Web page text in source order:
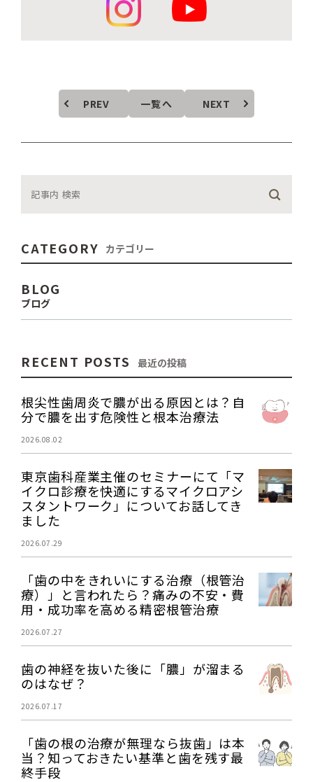
PREV 一覧へ NEXT
CATEGORY カテゴリー
BLOG
ブログ
RECENT POSTS 最近の投稿
根尖性歯周炎で膿が出る原因とは？自
分で膿を出す危険性と根本治療法
2026.08.02
東京歯科産業主催のセミナーにて「マ
イクロ診療を快適にするマイクロアシ
スタントワーク」についてお話してき
ました
2026.07.29
「歯の中をきれいにする治療（根管治
療）」と言われたら？痛みの不安・費
用・成功率を高める精密根管治療
2026.07.27
歯の神経を抜いた後に「膿」が溜まる
のはなぜ？
2026.07.17
「歯の根の治療が無理なら抜歯」は本
当？知っておきたい基準と歯を残す最
終手段